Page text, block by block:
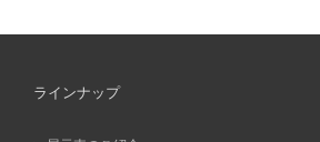
ラインナップ